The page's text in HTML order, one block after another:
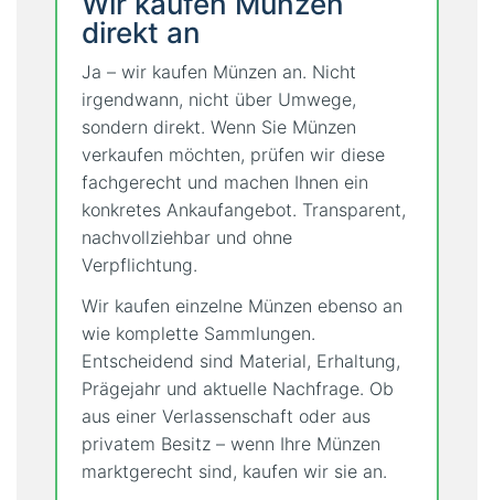
direkt an
Ja – wir kaufen Münzen an. Nicht
irgendwann, nicht über Umwege,
sondern direkt. Wenn Sie Münzen
verkaufen möchten, prüfen wir diese
fachgerecht und machen Ihnen ein
konkretes Ankaufangebot. Transparent,
nachvollziehbar und ohne
Verpflichtung.
Wir kaufen einzelne Münzen ebenso an
wie komplette Sammlungen.
Entscheidend sind Material, Erhaltung,
Prägejahr und aktuelle Nachfrage. Ob
aus einer Verlassenschaft oder aus
privatem Besitz – wenn Ihre Münzen
marktgerecht sind, kaufen wir sie an.